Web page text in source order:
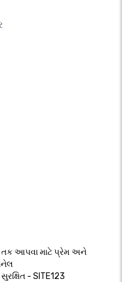
તક આપવા માટે પ્રેમ અને
સુરક્ષિત - SITE123